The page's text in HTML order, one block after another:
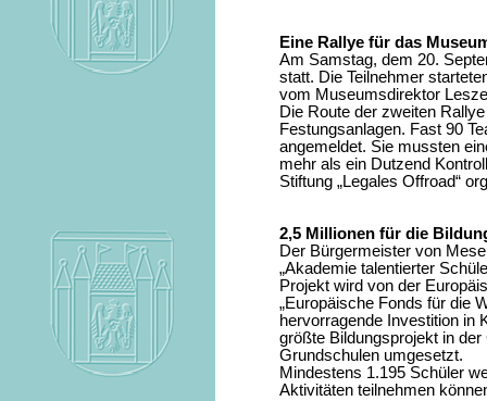
Eine Rallye für das
Am Samstag, dem 20.
statt. Die Teilnehmer
vom Museumsdirektor
Die Route der zweiten
Festungsanlagen. Fast 90
angemeldet. Sie mussten
mehr als ein Dutzend
Stiftung „Legales Offroad“
2,5 Millionen für die
Der Bürgermeister von
„Akademie talentierter
Projekt wird von der
„Europäische Fonds für die
hervorragende Investition in
größte Bildungsprojekt in
Grundschulen umgesetzt.
Mindestens 1.195 Schüler
Aktivitäten teilnehmen